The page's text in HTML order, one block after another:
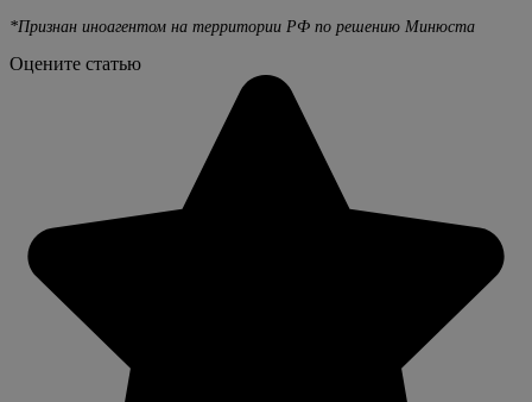
*Признан иноагентом на территории РФ по решению Минюста
Оцените статью